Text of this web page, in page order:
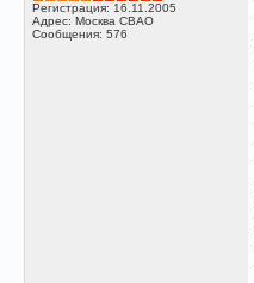
Регистрация: 16.11.2005
Адрес: Москва СВАО
Сообщения: 576